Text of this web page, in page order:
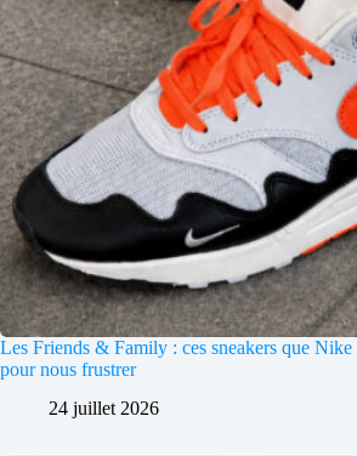
Les Friends & Family : ces sneakers que
pour nous frustrer
24 juillet 2026